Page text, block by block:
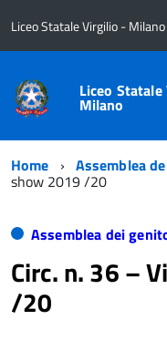
Liceo Statale Virgilio - Milano
Liceo
Milano
Home Assemblea
show 2019 /20
Assemblea dei
Circ. n. 36 –
/20